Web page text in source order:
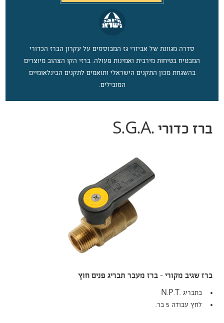
סדרה מגוונת של אביזרי גז המבוססים על עקרון הברז הכדורי
המבטיח בטיחות מירבית ואמינות פעולה. ברזי הקו הצהוב מיוצרים
בהשגחת מכון התקנים הישראלי ותואמים לתקנים הבינלאומיים
המובילים.
ברז כדורי .S.G.A
ברז שגיב מקורי – ברז מעבר תבריג פנים חוץ
בתבריג .N.P.T
לחץ עבודה 5 בר.